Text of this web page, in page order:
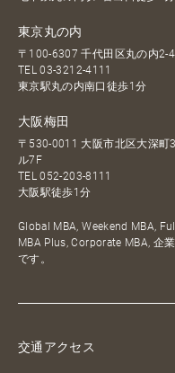
東京丸の内
〒100-6307 千代田区丸の内2-
TEL03-3212-4111
東京駅丸の内南口徒歩1分
大阪梅田
〒530-0011 大阪市北区大深町
ル7F
TEL052-203-8111
大阪駅徒歩1分
Global MBA, Weekend MBA,
MBA Plus, Corporate MBA, 企
です。
交通アクセス